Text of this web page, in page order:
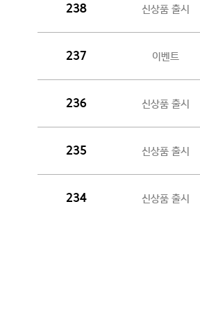
238 신상품 출시
237 이벤트
236 신상품 출시
235 신상품 출시
234 신상품 출시